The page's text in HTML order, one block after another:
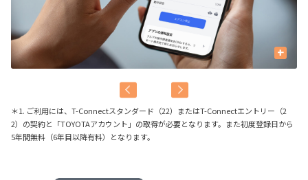
+
＊1. ご利用には、T-Connectスタンダード（22）またはT-Connectエントリー（2
2）の契約と「TOYOTAアカウント」の取得が必要となります。また初度登録日から
5年間無料（6年目以降有料）となります。